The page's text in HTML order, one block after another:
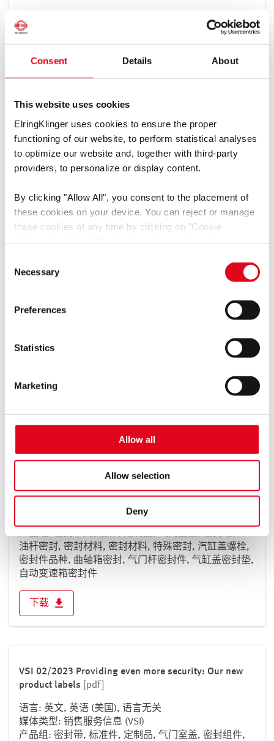
Consent Details About
This website uses cookies
ElringKlinger uses cookies to ensure the proper
functioning of our website, to perform statistical analyses
to optimize our website and, together with third-party
providers, to personalize or display content.
By clicking "Allow All" , you consent to the placement of
these cookies on your device. You can reject or manage
these cookies at any time by clicking on "Cookie
Depending on the cookie preferences you choose, the full
functionality or personalized user experience of this
You thereby also consent to the transfer of data to third
sentence 1 a GDPR. These third countries may not have
a level of data protection comparable to that of the EU. In
and processed by local authorities and that your data
Selection
Necessary
Preferences
Statistics
Marketing
Allow all
Allow selection
Deny
TSI 04/2025 曲轴轴套密封件的安装
媒体类型: 技术服务信息 (TSI)
产品组: 油杆密封
下载
TSI 01/2024 [pdf]
语言:
语言无关
媒体类型: 技术服务信息 (TSI)
产品组: 油杆密封
语言: 英文, 英语 (美国), 语言无关
VSI 02/2023 提供更多安全保障 我们全新的产品标签
油杆密封, 密封材料, 密封材料, 特殊密封, 汽缸盖螺栓,
密封件品种, 曲轴箱密封, 气门杆密封件, 气缸盖密封垫,
自动变速箱密封件
下载
VSI 02/2023 Providing even more security: Our new
product labels
[pdf]
语言: 英文, 英语 (美国), 语言无关
媒体类型: 销售服务信息 (VSI)
产品组: 密封带, 标准件, 定制品, 气门室盖, 密封组件,